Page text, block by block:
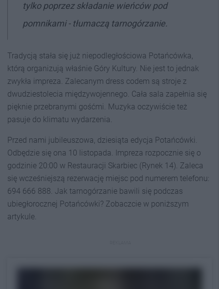
tylko poprzez składanie wieńców pod
pomnikami - tłumaczą tarnogórzanie.
Tradycją stała się już niepodległościowa Potańcówka,
którą organizują właśnie Góry Kultury. Nie jest to jednak
zwykła impreza. Zalecanym dress codem są stroje z
dwudziestolecia międzywojennego. Cała sala zapełnia się
pięknie przebranymi gośćmi. Muzyka oczywiście też
pasuje do klimatu wydarzenia.
Przed nami jubileuszowa, dziesiąta edycja Potańcówki.
Odbędzie się ona 10 listopada. Impreza rozpocznie się o
godzinie 20:00 w Restauracji Skarbiec (Rynek 14). Zaleca
się wcześniejszą rezerwację miejsc pod numerem telefonu:
694 666 888. Jak tarnogórzanie bawili się podczas
ubiegłorocznej Potańcówki? Zobaczcie w poniższym
artykule.